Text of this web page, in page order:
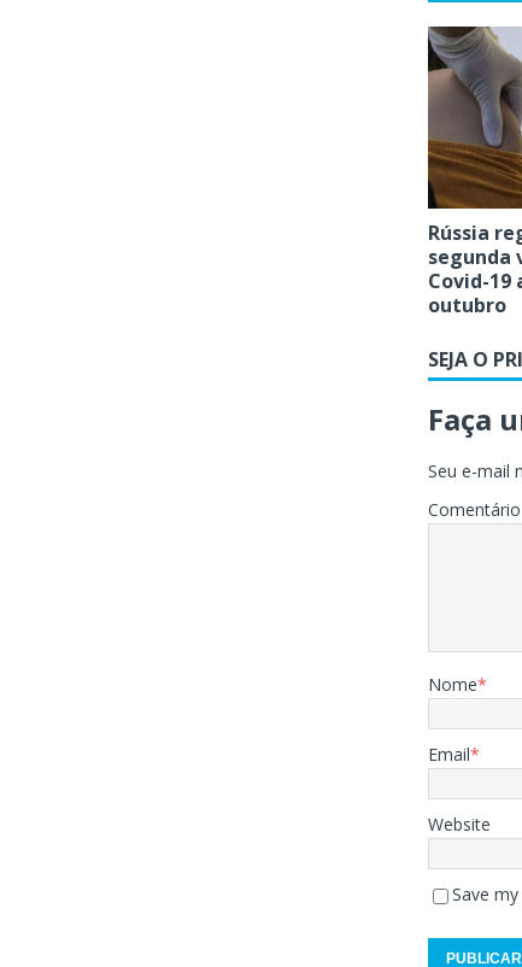
Rússia
segunda
Covid-19
outubro
SEJA O
Faça
Seu e-mail
Comentário
Nome*
Email*
Website
Save